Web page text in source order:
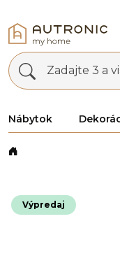
Zadajte 3 a
Nábytok
Výpredaj